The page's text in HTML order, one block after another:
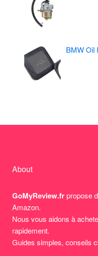
BMW Oil
About
GoMyReview.frpropose
Amazon.
Nous vous aidons à
rapidement.
Guides simples, conseils